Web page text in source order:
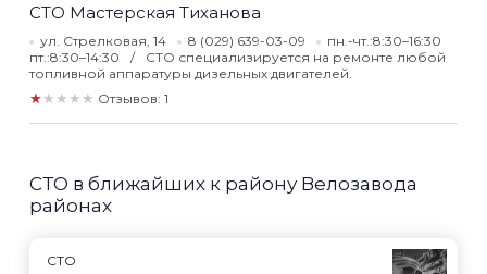
СТО Мастерская Тиханова
ул. Стрелковая, 14 8 (029) 639-03-09
пн.-чт.:8:30–16:30
пт.:8:30–14:30
СТО специализируется на ремонте любой
топливной аппаратуры дизельных двигателей.
★★★★★ Отзывов: 1
СТО в ближайших к району Велозавода
районах
СТО